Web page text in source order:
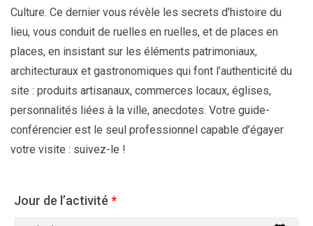
Culture. Ce dernier vous révèle les secrets d’histoire du
lieu, vous conduit de ruelles en ruelles, et de places en
places, en insistant sur les éléments patrimoniaux,
architecturaux et gastronomiques qui font l’authenticité du
site : produits artisanaux, commerces locaux, églises,
personnalités liées à la ville, anecdotes. Votre guide-
conférencier est le seul professionnel capable d’égayer
votre visite : suivez-le !
Jour de l’activité *